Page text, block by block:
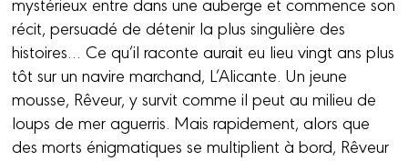
récit, persuadé de détenir la plus singulière des
histoires… Ce qu’il raconte aurait eu lieu vingt ans plus
tôt sur un navire marchand, L’Alicante. Un jeune
mousse, Rêveur, y survit comme il peut au milieu de
loups de mer aguerris. Mais rapidement, alors que
des morts énigmatiques se multiplient à bord, Rêveur